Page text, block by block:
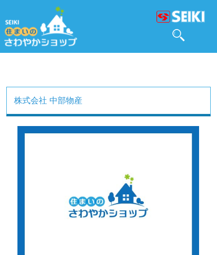
株式会社 中部物産